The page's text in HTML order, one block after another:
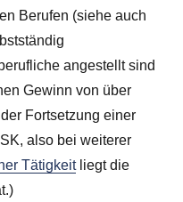
Berufen (siehe auch
angestellt sind
Gewinn von über
Fortsetzung einer
also bei weiterer
Tätigkeitliegt die